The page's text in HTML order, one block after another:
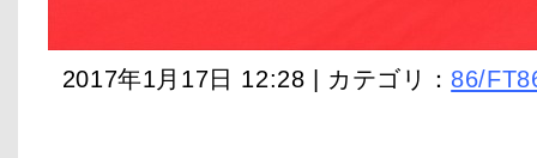
2017年1月17日 12:28 | カテゴリ： 86/